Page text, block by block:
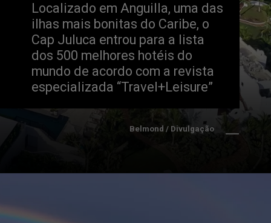
Localizado em Anguilla, uma das
ilhas mais bonitas do Caribe, o
Cap Juluca entrou para a lista
dos 500 melhores hotéis do
mundo de acordo com a revista
especializada “Travel+Leisure”
Belmond / Divulgação